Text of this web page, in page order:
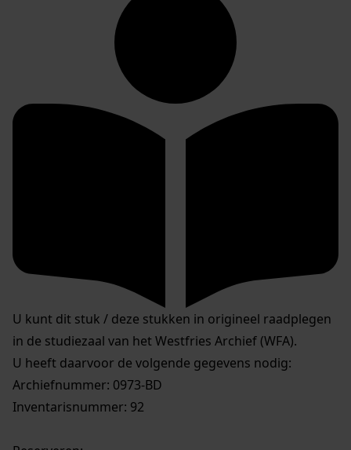
U kunt dit stuk / deze stukken in origineel raadplegen
in de studiezaal van het Westfries Archief (WFA).
U heeft daarvoor de volgende gegevens nodig:
Archiefnummer: 0973-BD
Inventarisnummer: 92